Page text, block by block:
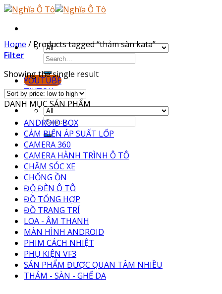
Skip
content
YOUTUBE
TIKTOK
Home / Products tagged “thảm sàn kata”
Filter
Showing the single result
DANH MỤC SẢN PHẨM
ANDROID BOX
CẢM BIẾN ÁP SUẤT LỐP
CAMERA 360
CAMERA HÀNH TRÌNH Ô TÔ
CHĂM SÓC XE
CHỐNG ỒN
ĐỘ ĐÈN Ô TÔ
ĐỒ TỔNG HỢP
ĐỒ TRANG TRÍ
LOA - ÂM THANH
MÀN HÌNH ANDROID
PHIM CÁCH NHIỆT
PHỤ KIỆN VF3
SẢN PHẨM ĐƯỢC QUAN TÂM NHIỀU
THẢM - SÀN - GHẾ DA